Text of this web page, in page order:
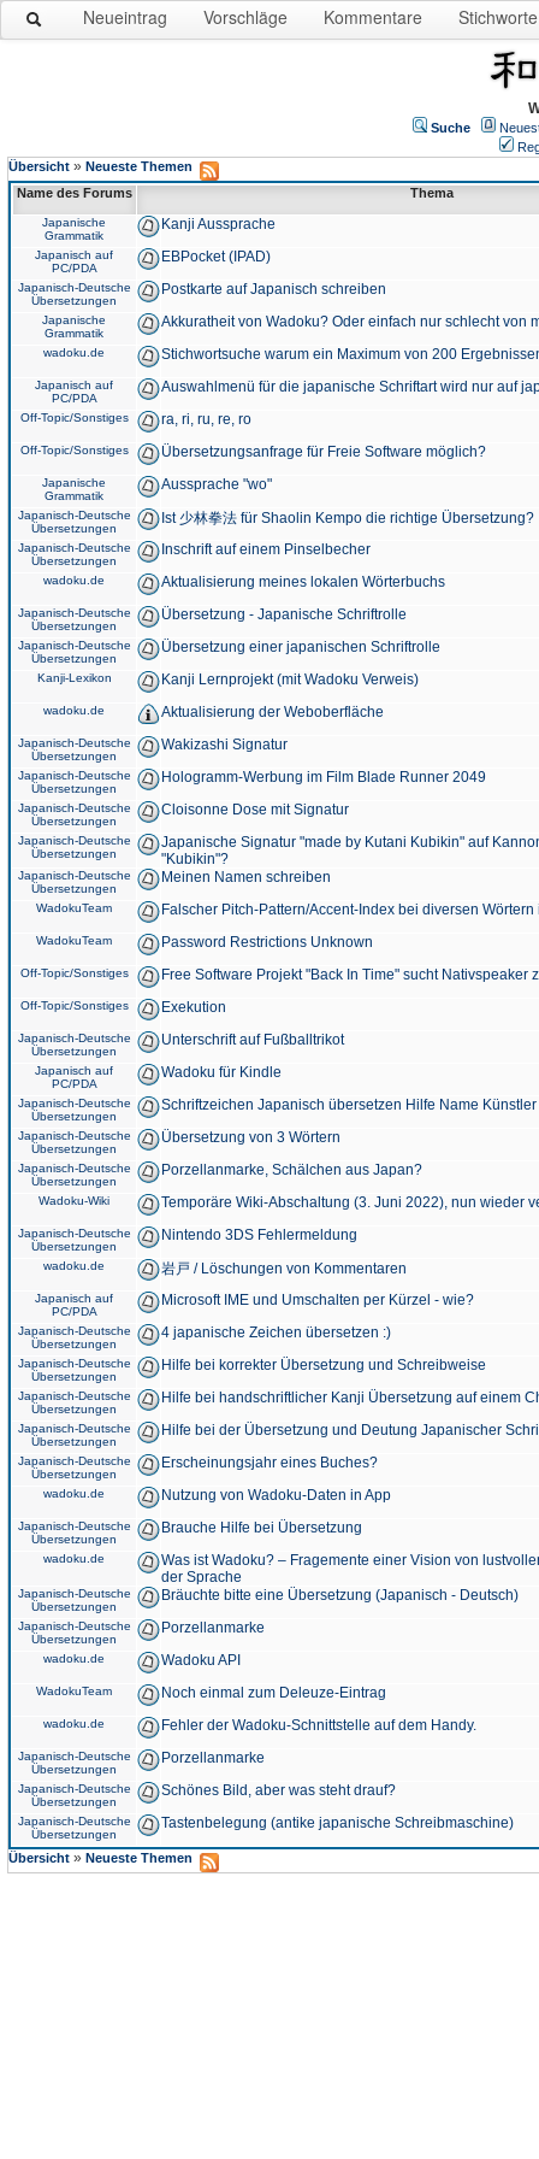
Neueintrag Vorschläge Kommentare Stichworte
Suche
Übersicht » Neueste Themen
Name des Forums
Thema
Japanische
Grammatik
Kanji Aussprache
Japanisch auf
PC/PDA
EBPocket (IPAD)
Japanisch-Deutsche
Übersetzungen
Postkarte auf Japanisch schreiben
Japanische
Grammatik
Akkuratheit von Wadoku? Oder einfach nur schlecht von
wadoku.de Stichwortsuche warum ein Maximum von 200
Japanisch auf
PC/PDA
Auswahlmenü für die japanische Schriftart wird nur auf
Off-Topic/Sonstiges ra, ri, ru, re, ro
Off-Topic/Sonstiges Übersetzungsanfrage für Freie Software möglich?
Japanische
Grammatik
Aussprache "wo"
Japanisch-Deutsche
Übersetzungen
Ist 少林拳法 für Shaolin Kempo die richtige Übersetzung?
Japanisch-Deutsche
Übersetzungen
Inschrift auf einem Pinselbecher
wadoku.de Aktualisierung meines lokalen Wörterbuchs
Japanisch-Deutsche
Übersetzungen
Übersetzung - Japanische Schriftrolle
Japanisch-Deutsche
Übersetzungen
Übersetzung einer japanischen Schriftrolle
Kanji-Lexikon Kanji Lernprojekt (mit Wadoku Verweis)
wadoku.de Aktualisierung der Weboberfläche
Japanisch-Deutsche
Übersetzungen
Wakizashi Signatur
Japanisch-Deutsche
Übersetzungen
Hologramm-Werbung im Film Blade Runner 2049
Japanisch-Deutsche
Übersetzungen
Cloisonne Dose mit Signatur
Japanisch-Deutsche
Übersetzungen
Japanische Signatur "made by Kutani Kubikin" auf
"Kubikin"?
Japanisch-Deutsche
Übersetzungen
Meinen Namen schreiben
WadokuTeam Falscher Pitch-Pattern/Accent-Index bei diversen
WadokuTeam Password Restrictions Unknown
Off-Topic/Sonstiges Free Software Projekt "Back In Time" sucht Nativspeaker
Off-Topic/Sonstiges Exekution
Japanisch-Deutsche
Übersetzungen
Unterschrift auf Fußballtrikot
Japanisch auf
PC/PDA
Wadoku für Kindle
Japanisch-Deutsche
Übersetzungen
Schriftzeichen Japanisch übersetzen Hilfe Name
Japanisch-Deutsche
Übersetzungen
Übersetzung von 3 Wörtern
Japanisch-Deutsche
Übersetzungen
Porzellanmarke, Schälchen aus Japan?
Wadoku-Wiki Temporäre Wiki-Abschaltung (3. Juni 2022), nun wieder
Japanisch-Deutsche
Übersetzungen
Nintendo 3DS Fehlermeldung
wadoku.de 岩戸 / Löschungen von Kommentaren
Japanisch auf
PC/PDA
Microsoft IME und Umschalten per Kürzel - wie?
Japanisch-Deutsche
Übersetzungen
4 japanische Zeichen übersetzen :)
Japanisch-Deutsche
Übersetzungen
Hilfe bei korrekter Übersetzung und Schreibweise
Japanisch-Deutsche
Übersetzungen
Hilfe bei handschriftlicher Kanji Übersetzung auf einem
Japanisch-Deutsche
Übersetzungen
Hilfe bei der Übersetzung und Deutung Japanischer
Japanisch-Deutsche
Übersetzungen
Erscheinungsjahr eines Buches?
wadoku.de Nutzung von Wadoku-Daten in App
Japanisch-Deutsche
Übersetzungen
Brauche Hilfe bei Übersetzung
wadoku.de
Was ist Wadoku? – Fragemente einer Vision von
der Sprache
Japanisch-Deutsche
Übersetzungen
Bräuchte bitte eine Übersetzung (Japanisch - Deutsch)
Japanisch-Deutsche
Übersetzungen
Porzellanmarke
wadoku.de Wadoku API
WadokuTeam Noch einmal zum Deleuze-Eintrag
wadoku.de Fehler der Wadoku-Schnittstelle auf dem Handy.
Japanisch-Deutsche
Übersetzungen
Porzellanmarke
Japanisch-Deutsche
Übersetzungen
Schönes Bild, aber was steht drauf?
Japanisch-Deutsche
Übersetzungen
Tastenbelegung (antike japanische Schreibmaschine)
Übersicht » Neueste Themen